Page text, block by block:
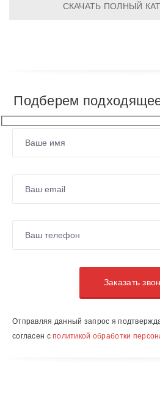
СКАЧАТЬ ПОЛНЫЙ
Подберем
Отправляя данный запрос я
согласен сполитикой обработки